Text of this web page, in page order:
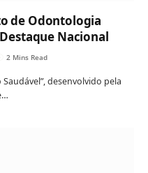
de Odontologia
Destaque Nacional
2 Mins Read
desenvolvido pela